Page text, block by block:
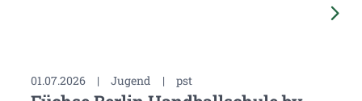
01.07.2026 | Jugend | pst